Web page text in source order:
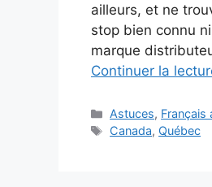
ailleurs, et ne
stop bien connu
marque
Continuer la
Catégories
Astuces, Français
Étiquettes
Canada, Québec